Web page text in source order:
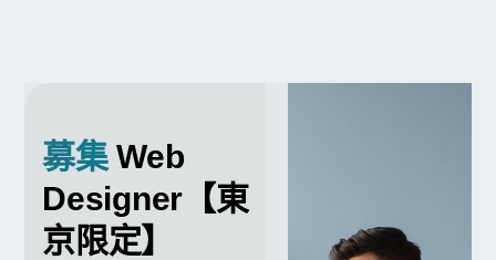
募集Web
Designer【東
京限定】